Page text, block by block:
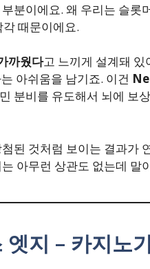
분이에요. 왜 우리는 슬롯
각 때문이에요.
까웠다고 느끼게 설계돼
아쉬움을 남기죠. 이건
분비를 유도해서 뇌에 보
된 것처럼 보이는 결과가
아무런 상관도 없는데 말
엣지 – 카지노